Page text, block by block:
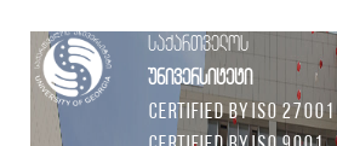
საქართველოს
უნივერსიტეტი
Certified by ISO 27001